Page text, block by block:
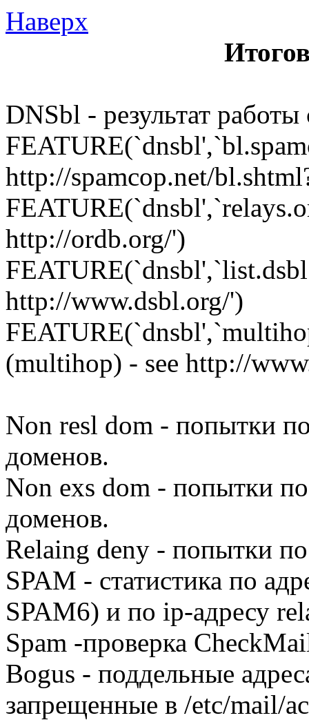
Наверх
DNSbl - результат
http://spamcop.net/
http://ordb.org/')
http://www.dsbl.org/')
(multihop) - see http://
Non resl dom - попытки
доменов.
Non exs dom - попытки
доменов.
Relaing deny - попытки
SPAM - cтатистика по
SPAM6) и по ip-адресу
Spam -проверка
Bogus - поддельные
запрещенные в /etc/mail/